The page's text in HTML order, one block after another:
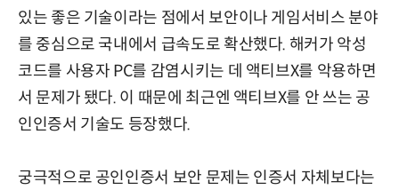
있는 좋은 기술이라는 점에서 보안이나 게임서비스 분야
를 중심으로 국내에서 급속도로 확산했다. 해커가 악성
코드를 사용자 PC를 감염시키는 데 액티브X를 악용하면
서 문제가 됐다. 이 때문에 최근엔 액티브X를 안 쓰는 공
인인증서 기술도 등장했다.
궁극적으로 공인인증서 보안 문제는 인증서 자체보다는